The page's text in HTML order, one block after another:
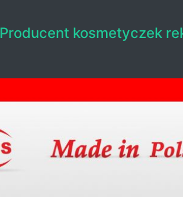
Producent kosmetyczek